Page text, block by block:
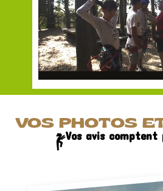
VOS PHOTOS
Vos avis comptent